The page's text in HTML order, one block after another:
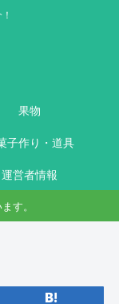
果物
子作り・道具
運営者情報
す。